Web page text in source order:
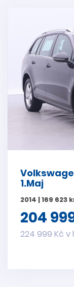
1.Maj
2014 | 169 623
204
224 999 Kč